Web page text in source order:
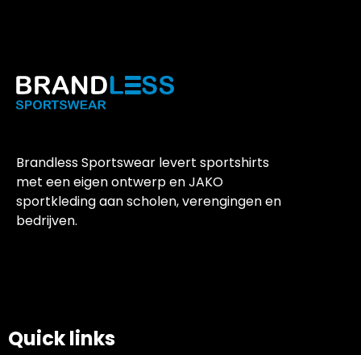
Brandless Sportswear levert sportshirts
met een eigen ontwerp en JAKO
sportkleding aan scholen, verengingen en
bedrijven.
Quick links